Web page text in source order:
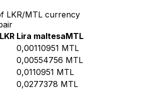
LKR/MTL currency
LKR Lira maltesaMTL
0,00110951 MTL
0,00554756 MTL
0,0110951 MTL
0,0277378 MTL